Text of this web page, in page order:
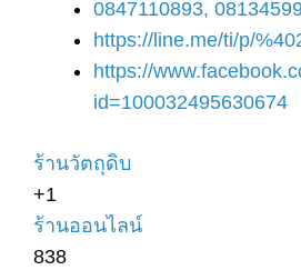
0847110893,
https://line.me/ti/p/
https://
id=100032495630674
ร้านวัตถุดิบ
+1
ร้านออนไลน์
838